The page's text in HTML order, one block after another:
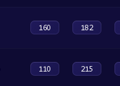
160 182
110 215